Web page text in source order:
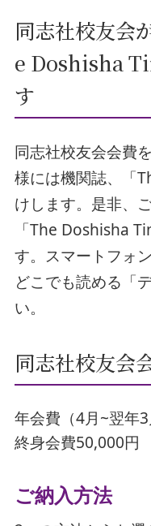
同志社校友会
e Doshisha
す
同志社校友会会費
様には機関誌、「
けします。是非、
「The Doshisha
す。スマートフォ
どこでも読める「
い。
同志社校友会
年会費（4月~翌年
終身会費50,000円
ご納入方法